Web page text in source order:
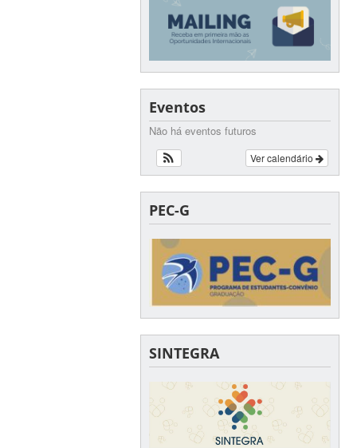
Eventos
Não há eventos futuros
Ver calendário
PEC-G
SINTEGRA